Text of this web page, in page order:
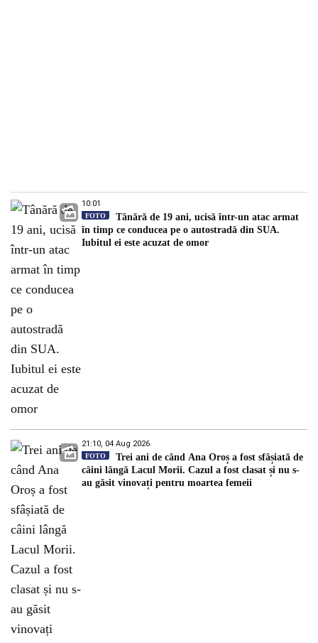
10:01
FOTO
Tânără de 19 ani, ucisă într-un atac armat
în timp ce conducea pe o autostradă din SUA.
Iubitul ei este acuzat de omor
21:10, 04 Aug 2026
FOTO
Trei ani de când Ana Oroș a fost sfâșiată de
câini lângă Lacul Morii. Cazul a fost clasat și nu s-
au găsit vinovați pentru moartea femeii